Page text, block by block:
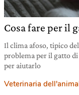
Cosa fare per il
Il clima afoso, tipico
problema per il gatto
per aiutarlo
Veterinaria